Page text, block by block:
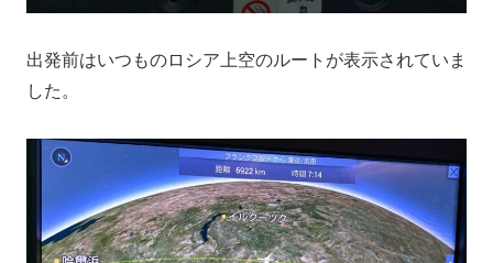
出発前はいつものロシア上空のルートが表示されていま
した。